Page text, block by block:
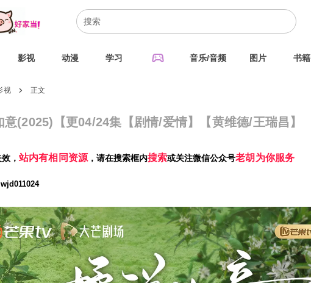
影视 动漫 学习 sports_esports 音乐/音频 图片 书籍
视 chevron_right 正文
意(2025)【更04/24集【剧情/爱情】【黄维德/王瑞昌】
效，站内有相同资源，请在搜索框内搜索或关注微信公众号老胡为你服务
wjd011024